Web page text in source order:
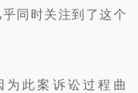
同时关注到了这个
此案诉讼过程曲